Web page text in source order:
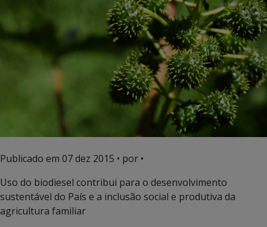
Publicado em 07 dez 2015 • por •
Uso do biodiesel contribui para o desenvolvimento
sustentável do País e a inclusão social e produtiva da
agricultura familiar